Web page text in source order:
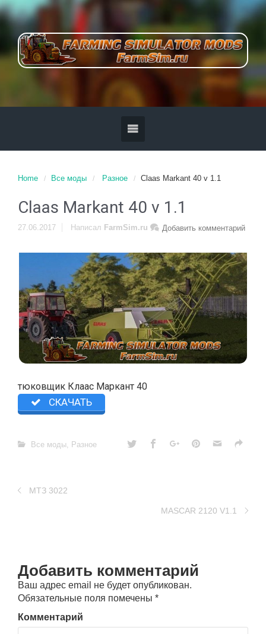
Home Все моды Разное Claas Markant 40 v 1.1
Claas Markant 40 v 1.1
27.06.2017 Добавить комментарий
Написал FarmSim.ru
тюковщик Клаас Маркант 40
СКАЧАТЬ
Все моды, Разное
МТЗ 3022
MASCAR 2120 V1.1
Добавить комментарий
Ваш адрес email не будет опубликован.
Обязательные поля помечены *
Комментарий